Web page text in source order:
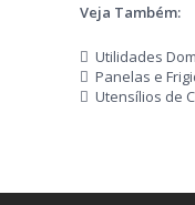
Veja Também:
Utilidades
Panelas e
Utensílios de